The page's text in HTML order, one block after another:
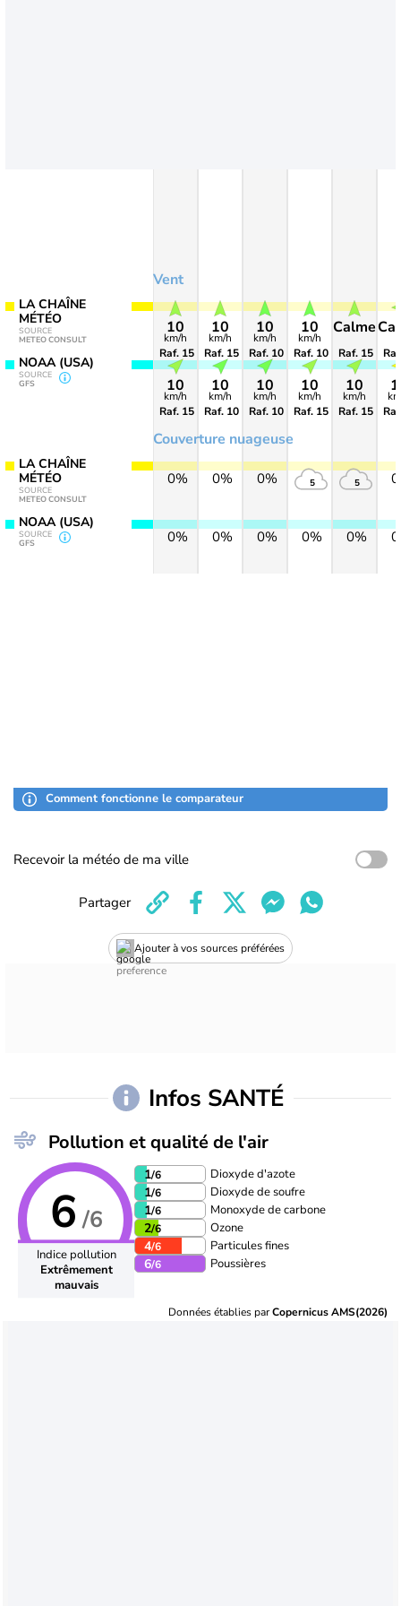
LA CHAÎNE
MÉTÉO
SOURCE
METEO CONSULT
NOAA (USA)
SOURCE
GFS
LA CHAÎNE
MÉTÉO
SOURCE
METEO CONSULT
NOAA (USA)
SOURCE
GFS
Vent
Couverture nuageuse
10
km/h
Raf. 15
10
km/h
Raf. 15
0%
0%
10
km/h
Raf. 15
10
km/h
Raf. 10
0%
0%
10
km/h
Raf. 10
10
km/h
Raf. 10
0%
0%
10
km/h
Raf. 10
10
km/h
Raf. 15
5
0%
Calme
Raf. 15
10
km/h
Raf. 15
5
0%
Comment fonctionne le comparateur
Recevoir la météo de ma ville
Ajouter à vos sources préférées
Partager
Infos SANTÉ
Pollution et qualité de l'air
6 /6
Indice pollution
Extrêmement
mauvais
1/6 Dioxyde d'azote
1/6 Dioxyde de soufre
1/6 Monoxyde de carbone
2/6 Ozone
4/6 Particules fines
6/6 Poussières
Données établies parCopernicus AMS(2026)